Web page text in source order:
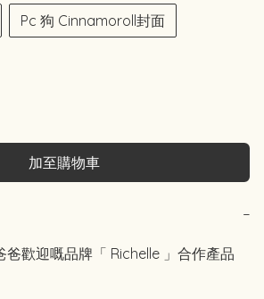
Pc 狗 Cinnamoroll封面
加至購物車
−
爸歡迎嘅品牌「 Richelle 」合作產品